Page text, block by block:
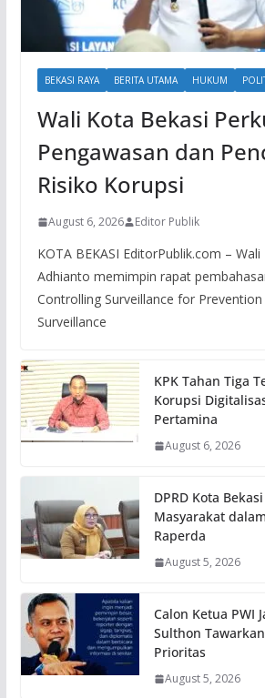
BEKASI RAYA BERITA UTAMA HUKUM
Wali Kota Bekasi
Pengawasan dan
Risiko Korupsi
August 6, 2026 Editor Publik
KOTA BEKASI EditorPublik.com –
Adhianto memimpin rapat
Controlling Surveillance for Prevention
Surveillance
KPK Tahan Tiga
Korupsi
Pertamina
August 6, 2026
DPRD Kota
Masyarakat
Raperda
August 5, 2026
Calon Ketua PWI
Sulthon
Prioritas
August 5, 2026